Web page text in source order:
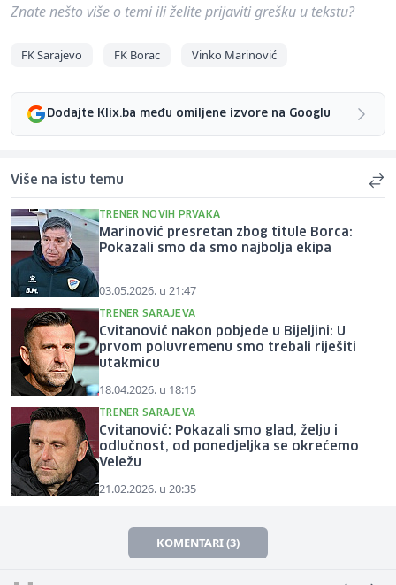
Znate nešto više o temi ili želite prijaviti grešku u tekstu?
FK Sarajevo FK Borac Vinko Marinović
Dodajte Klix.ba među omiljene izvore na Googlu
Više na istu temu
TRENER NOVIH PRVAKA
Marinović presretan zbog titule Borca:
Pokazali smo da smo najbolja ekipa
03.05.2026. u 21:47
TRENER SARAJEVA
Cvitanović nakon pobjede u Bijeljini: U
prvom poluvremenu smo trebali riješiti
utakmicu
18.04.2026. u 18:15
TRENER SARAJEVA
Cvitanović: Pokazali smo glad, želju i
odlučnost, od ponedjeljka se okrećemo
Veležu
21.02.2026. u 20:35
KOMENTARI (3)